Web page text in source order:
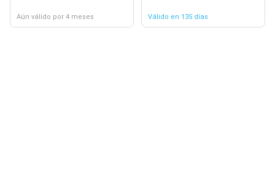
Aún válido por 4 meses Válido en 135 días